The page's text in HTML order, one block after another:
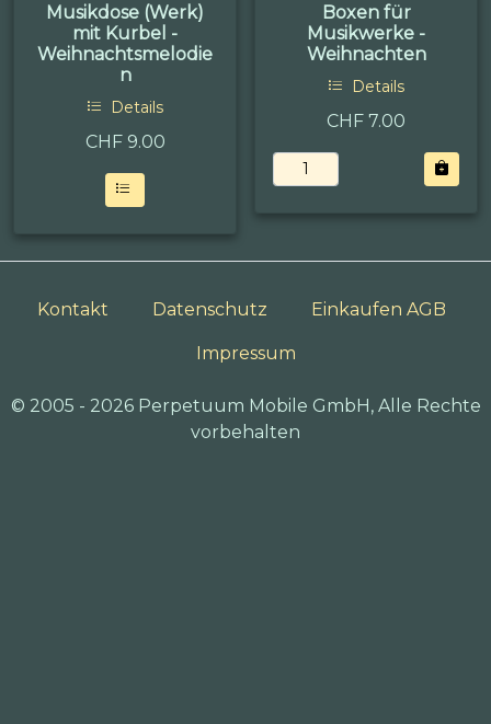
Musikdose (Werk)
mit Kurbel -
Weihnachtsmelodie
n
Details
CHF 9.00
Boxen für
Musikwerke -
Weihnachten
Details
CHF 7.00
Kontakt Datenschutz Einkaufen AGB
Impressum
© 2005 - 2026 Perpetuum Mobile GmbH, Alle Rechte
vorbehalten